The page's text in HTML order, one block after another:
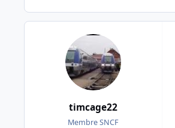
timcage22
Membre SNCF